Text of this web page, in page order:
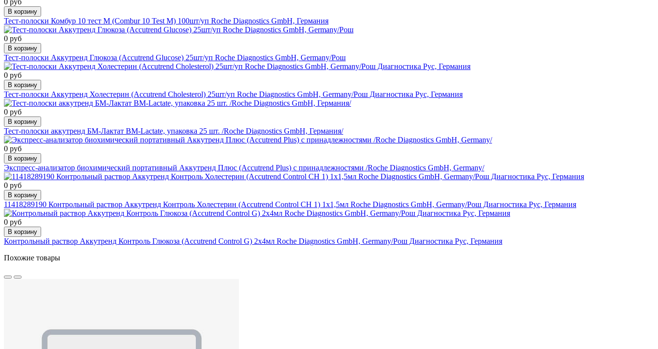
В корзину
Тест-полоски Комбур 10 тест М (Combur 10 Test M) 100шт/уп Roche Diagnostics GmbH, Германия
0 руб
В корзину
Тест-полоски Аккутренд Глюкоза (Accutrend Glucose) 25шт/уп Roche Diagnostics GmbH, Germany/Рош
0 руб
В корзину
Тест-полоски Аккутренд Холестерин (Accutrend Cholesterol) 25шт/уп Roche Diagnostics GmbH, Germany/Рош Диагностика Рус, Германия
0 руб
В корзину
Тест-полоски аккутренд БМ-Лактат BM-Lactate, упаковка 25 шт. /Roche Diagnostics GmbH, Германия/
0 руб
В корзину
Экспресс-анализатор биохимический портативный Аккутренд Плюс (Accutrend Plus) с принадлежностями /Roche Diagnostics GmbH, Germany/
0 руб
В корзину
11418289190 Контрольный раствор Аккутренд Контроль Холестерин (Accutrend Control СН 1) 1х1,5мл Roche Diagnostics GmbH, Germany/Рош Диагностика Рус, Германия
0 руб
В корзину
Контрольный раствор Аккутренд Контроль Глюкоза (Accutrend Control G) 2х4мл Roche Diagnostics GmbH, Germany/Рош Диагностика Рус, Германия
Похожие товары